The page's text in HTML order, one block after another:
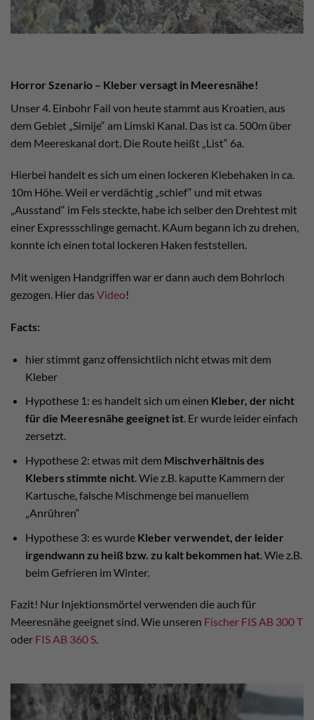
Horror Szenario – Kleber versagt in Meeresnähe!
Unser 4. Einbohr Fail von heute stammt aus Kroatien, aus
dem Gebiet „Simije“ am Limski Kanal. Das ist ca. 500m über
dem Meereskanal dort. Die Route heißt „List“ 6a.
Hierbei handelt es sich um einen lockeren Klebehaken in ca.
10m Höhe. Weil er verdächtig „schief“ und mit etwas
„Ausstand“ im Fels steckte, habe ich selber den Drehtest mit
einer Expressschlinge gemacht. KAum begann ich zu drehen,
konnte ich einen total lockeren Haken feststellen.
Mit wenigen Handgriffen war er dann auch dem Bohrloch
gezogen. Hier das Video!
Facts:
hier stimmt ganz offensichtlich nicht etwas mit dem
Kleber
Hypothese 1: es handelt sich um einen Kleber, der nicht
für die Meeresnähe geeignet ist. Er wurde leider einfach
zersetzt.
Hypothese 2: etwas mit dem Mischverhältnis des
Klebers stimmte nicht. Wie z.B. kaputte Kammern der
Kartusche, falsche Mischmenge bei manuellem
„Anrühren“
Hypothese 3: es wurde Kleber verwendet, der leider
irgendwann zu heiß bzw. zu kalt bekommen hat. Wie z.B.
beim Gefrieren im Winter.
Fazit! Nur Injektionsmörtel verwenden die auch für
Meeresnähe geeignet sind. Wie unseren Fischer FIS AB 300 T
oder FIS AB 360 S.